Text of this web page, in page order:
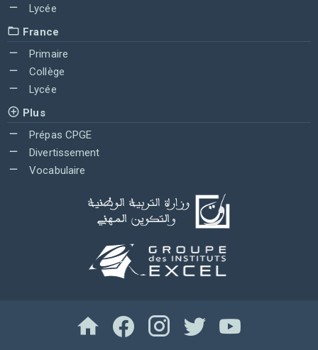
Lycée
France
Primaire
Collège
Lycée
Plus
Prépas CPGE
Divertissement
Vocabulaire